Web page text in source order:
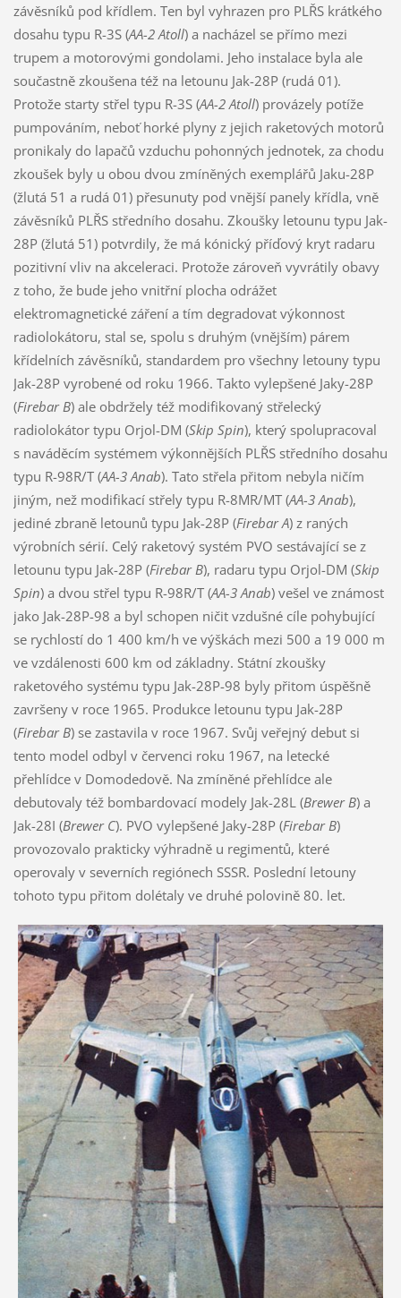
závěsníků pod křídlem. Ten byl vyhrazen pro PLŘS krátkého
dosahu typu R-3S (AA-2 Atoll) a nacházel se přímo mezi
trupem a motorovými gondolami. Jeho instalace byla ale
součastně zkoušena též na letounu Jak-28P (rudá 01).
Protože starty střel typu R-3S (AA-2 Atoll) provázely potíže
pumpováním, neboť horké plyny z jejich raketových motorů
pronikaly do lapačů vzduchu pohonných jednotek, za chodu
zkoušek byly u obou dvou zmíněných exemplářů Jaku-28P
(žlutá 51 a rudá 01) přesunuty pod vnější panely křídla, vně
závěsníků PLŘS středního dosahu. Zkoušky letounu typu Jak-
28P (žlutá 51) potvrdily, že má kónický příďový kryt radaru
pozitivní vliv na akceleraci. Protože zároveň vyvrátily obavy
z toho, že bude jeho vnitřní plocha odrážet
elektromagnetické záření a tím degradovat výkonnost
radiolokátoru, stal se, spolu s druhým (vnějším) párem
křídelních závěsníků, standardem pro všechny letouny typu
Jak-28P vyrobené od roku 1966. Takto vylepšené Jaky-28P
(Firebar B) ale obdržely též modifikovaný střelecký
radiolokátor typu Orjol-DM (Skip Spin), který spolupracoval
s naváděcím systémem výkonnějších PLŘS středního dosahu
typu R-98R/T (AA-3 Anab). Tato střela přitom nebyla ničím
jiným, než modifikací střely typu R-8MR/MT (AA-3 Anab),
jediné zbraně letounů typu Jak-28P (Firebar A) z raných
výrobních sérií. Celý raketový systém PVO sestávající se z
letounu typu Jak-28P (Firebar B), radaru typu Orjol-DM (Skip
Spin) a dvou střel typu R-98R/T (AA-3 Anab) vešel ve známost
jako Jak-28P-98 a byl schopen ničit vzdušné cíle pohybující
se rychlostí do 1 400 km/h ve výškách mezi 500 a 19 000 m
ve vzdálenosti 600 km od základny. Státní zkoušky
raketového systému typu Jak-28P-98 byly přitom úspěšně
završeny v roce 1965. Produkce letounu typu Jak-28P
(Firebar B) se zastavila v roce 1967. Svůj veřejný debut si
tento model odbyl v červenci roku 1967, na letecké
přehlídce v Domodedově. Na zmíněné přehlídce ale
debutovaly též bombardovací modely Jak-28L (Brewer B) a
Jak-28I (Brewer C). PVO vylepšené Jaky-28P (Firebar B)
provozovalo prakticky výhradně u regimentů, které
operovaly v severních regiónech SSSR. Poslední letouny
tohoto typu přitom dolétaly ve druhé polovině 80. let.